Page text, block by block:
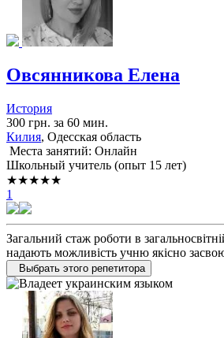
Овсянникова Елена
История
300 грн. за 60 мин.
Килия, Одесская область
Места занятий: Онлайн
Школьный учитель (опыт 15 лет)
★★★★★
1
Загальний стаж роботи в
надають можливість учню якісно
Выбрать этого репетитора